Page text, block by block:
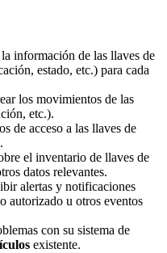
información de las llaves de
estado, etc.) para cada
los movimientos de las
etc.).
de acceso a las llaves de
el inventario de llaves de
datos relevantes.
alertas y notificaciones
autorizado u otros eventos
con su sistema de
existente.